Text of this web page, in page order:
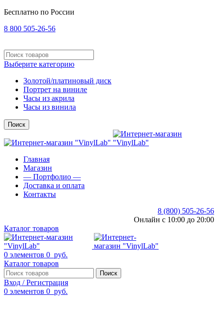
Бесплатно по России
8 800 505-26-56
Выберите категорию
Золотой/платиновый диск
Портрет на виниле
Часы из акрила
Часы из винила
Поиск
Главная
Магазин
— Портфолио —
Доставка и оплата
Контакты
8 (800) 505-26-56
Онлайн с 10:00 до 20:00
Каталог товаров
0 элементов 0 руб.
Каталог товаров
Поиск
Вход / Регистрация
0 элементов 0 руб.